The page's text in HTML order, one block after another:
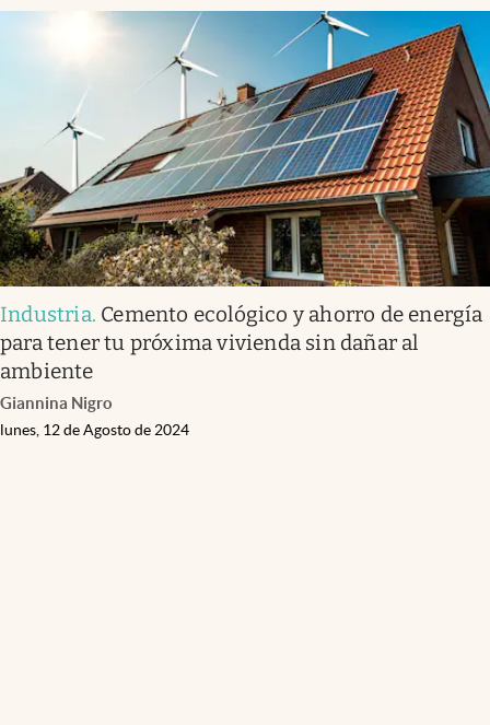
Industria. Cemento ecológico y ahorro de energía
para tener tu próxima vivienda sin dañar al
ambiente
Giannina Nigro
lunes, 12 de Agosto de 2024